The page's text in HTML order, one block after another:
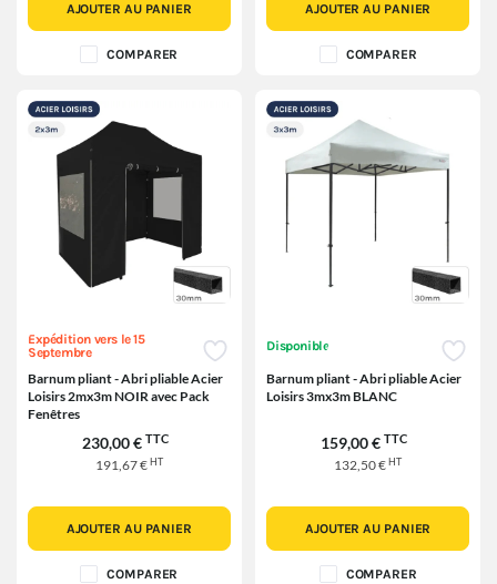
AJOUTER AU PANIER
COMPARER
AJOUTER AU PANIER
COMPARER
Expédition vers le 15
Septembre
Barnum pliant - Abri pliable Acier
Loisirs 2mx3m NOIR avec Pack
Fenêtres
230,00 € TTC
191,67 €HT
AJOUTER AU PANIER
COMPARER
Disponible
Barnum pliant - Abri pliable Acier
Loisirs 3mx3m BLANC
159,00 € TTC
132,50 €HT
AJOUTER AU PANIER
COMPARER